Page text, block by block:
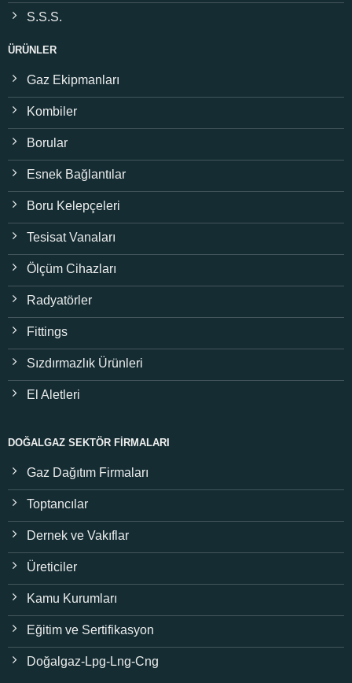
S.S.S.
ÜRÜNLER
Gaz Ekipmanları
Kombiler
Borular
Esnek Bağlantılar
Boru Kelepçeleri
Tesisat Vanaları
Ölçüm Cihazları
Radyatörler
Fittings
Sızdırmazlık Ürünleri
El Aletleri
DOĞALGAZ SEKTÖR FIRMALARI
Gaz Dağıtım Firmaları
Toptancılar
Dernek ve Vakıflar
Üreticiler
Kamu Kurumları
Eğitim ve Sertifikasyon
Doğalgaz-Lpg-Lng-Cng